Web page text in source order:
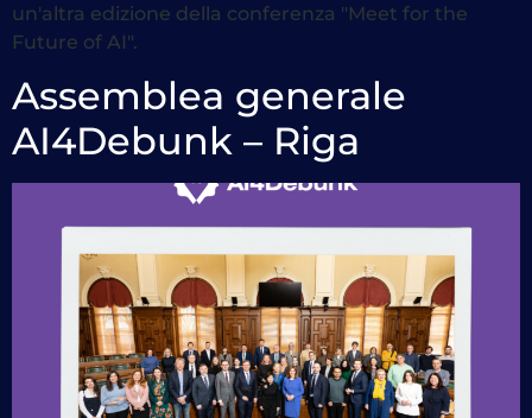
un'altra edizione della conferenza "Meet for the
Future of AI".
Assemblea generale
AI4Debunk – Riga